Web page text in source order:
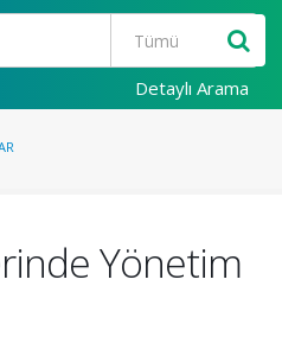
Detaylı Arama
Yönetim